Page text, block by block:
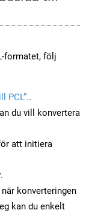
formatet, följ
PCL”..
du vill konvertera
att initiera
konverteringen
kan du enkelt